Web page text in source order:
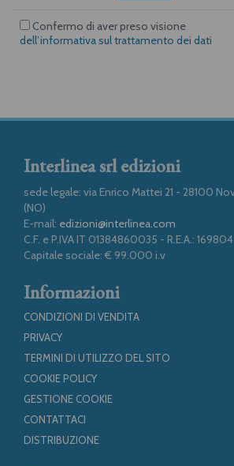
Confermo di aver preso visione
dell’informativa sul trattamento dei dati
Interlinea srl edizioni
sede legale: via Enrico Mattei 21 - 28100
(NO)
E-mail: edizioni@interlinea.com
C.F. e P.IVA IT 01384860035 - R.E.A.: 169804
Capitale sociale: € 99.000 i.v
Informazioni
CONDIZIONI DI VENDITA
PRIVACY
TERMINI DI UTILIZZO DEL SITO
COOKIE POLICY
GESTIONE COOKIE
CONTATTACI
DISTRIBUZIONE